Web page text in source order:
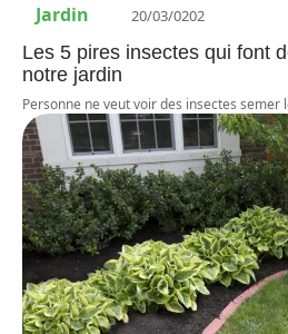
Jardin 20/03/0202
Les 5 pires insectes qui font
notre jardin
Personne ne veut voir des insectes semer